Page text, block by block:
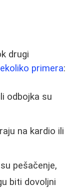
drugi
primera:
odbojka su
na kardio ili
pešačenje,
biti dovoljni